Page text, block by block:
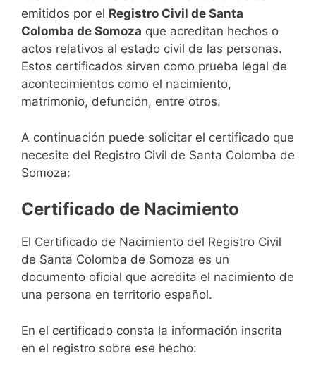
emitidos por el Registro Civil de Santa
Colomba de Somoza que acreditan hechos o
actos relativos al estado civil de las personas.
Estos certificados sirven como prueba legal de
acontecimientos como el nacimiento,
matrimonio, defunción, entre otros.
A continuación puede solicitar el certificado que
necesite del Registro Civil de Santa Colomba de
Somoza:
Certificado de Nacimiento
El Certificado de Nacimiento del Registro Civil
de Santa Colomba de Somoza es un
documento oficial que acredita el nacimiento de
una persona en territorio español.
En el certificado consta la información inscrita
en el registro sobre ese hecho: